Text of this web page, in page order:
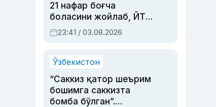
21 нафар боғча
боласини жойлаб, ЙТҲ
содир этган аёлга суд
ҳукми ўқилди
23:41 / 03.08.2026
Ўзбекистон
“Саккиз қатор шеърим
бошимга саккизта
бомба бўлган”.